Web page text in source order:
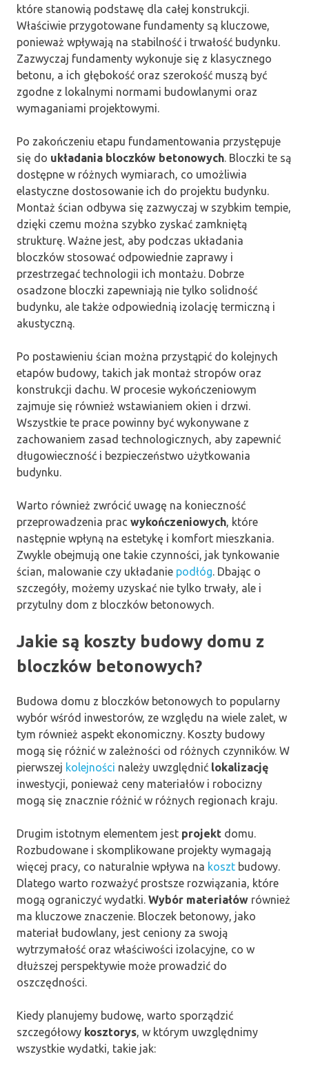
które stanowią podstawę dla całej konstrukcji.
Właściwie przygotowane fundamenty są kluczowe,
ponieważ wpływają na stabilność i trwałość budynku.
Zazwyczaj fundamenty wykonuje się z klasycznego
betonu, a ich głębokość oraz szerokość muszą być
zgodne z lokalnymi normami budowlanymi oraz
wymaganiami projektowymi.
Po zakończeniu etapu fundamentowania przystępuje
się do układania bloczków betonowych. Bloczki te są
dostępne w różnych wymiarach, co umożliwia
elastyczne dostosowanie ich do projektu budynku.
Montaż ścian odbywa się zazwyczaj w szybkim tempie,
dzięki czemu można szybko zyskać zamkniętą
strukturę. Ważne jest, aby podczas układania
bloczków stosować odpowiednie zaprawy i
przestrzegać technologii ich montażu. Dobrze
osadzone bloczki zapewniają nie tylko solidność
budynku, ale także odpowiednią izolację termiczną i
akustyczną.
Po postawieniu ścian można przystąpić do kolejnych
etapów budowy, takich jak montaż stropów oraz
konstrukcji dachu. W procesie wykończeniowym
zajmuje się również wstawianiem okien i drzwi.
Wszystkie te prace powinny być wykonywane z
zachowaniem zasad technologicznych, aby zapewnić
długowieczność i bezpieczeństwo użytkowania
budynku.
Warto również zwrócić uwagę na konieczność
przeprowadzenia prac wykończeniowych, które
następnie wpłyną na estetykę i komfort mieszkania.
Zwykle obejmują one takie czynności, jak tynkowanie
ścian, malowanie czy układanie podłóg. Dbając o
szczegóły, możemy uzyskać nie tylko trwały, ale i
przytulny dom z bloczków betonowych.
Jakie są koszty budowy domu z
bloczków betonowych?
Budowa domu z bloczków betonowych to popularny
wybór wśród inwestorów, ze względu na wiele zalet, w
tym również aspekt ekonomiczny. Koszty budowy
mogą się różnić w zależności od różnych czynników. W
pierwszej kolejności należy uwzględnić lokalizację
inwestycji, ponieważ ceny materiałów i robocizny
mogą się znacznie różnić w różnych regionach kraju.
Drugim istotnym elementem jest projekt domu.
Rozbudowane i skomplikowane projekty wymagają
więcej pracy, co naturalnie wpływa na koszt budowy.
Dlatego warto rozważyć prostsze rozwiązania, które
mogą ograniczyć wydatki. Wybór materiałów również
ma kluczowe znaczenie. Bloczek betonowy, jako
materiał budowlany, jest ceniony za swoją
wytrzymałość oraz właściwości izolacyjne, co w
dłuższej perspektywie może prowadzić do
oszczędności.
Kiedy planujemy budowę, warto sporządzić
szczegółowy kosztorys, w którym uwzględnimy
wszystkie wydatki, takie jak: